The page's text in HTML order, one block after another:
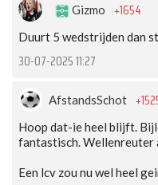
Gizmo +1654
Duurt 5 wedstrijden dan
30-07-2025 11:27
AfstandsSchot
Hoop dat-ie heel blijft.
fantastisch. Wellenreuter
Een lcv zou nu wel heel